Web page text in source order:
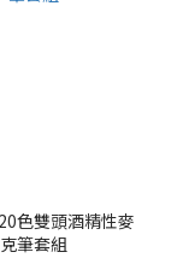
色雙頭酒精性麥
克筆套組